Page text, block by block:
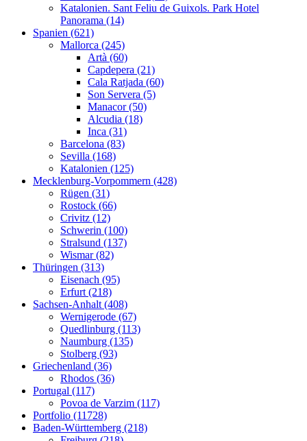
Katalonien. Sant Feliu de Guixols. Park Hotel
Panorama (14)
Spanien (621)
Mallorca (245)
Artà (60)
Capdepera (21)
Cala Ratjada (60)
Son Servera (5)
Manacor (50)
Alcudia (18)
Inca (31)
Barcelona (83)
Sevilla (168)
Katalonien (125)
Mecklenburg-Vorpommern (428)
Rügen (31)
Rostock (66)
Crivitz (12)
Schwerin (100)
Stralsund (137)
Wismar (82)
Thüringen (313)
Eisenach (95)
Erfurt (218)
Sachsen-Anhalt (408)
Wernigerode (67)
Quedlinburg (113)
Naumburg (135)
Stolberg (93)
Griechenland (36)
Rhodos (36)
Portugal (117)
Povoa de Varzim (117)
Portfolio (11728)
Baden-Württemberg (218)